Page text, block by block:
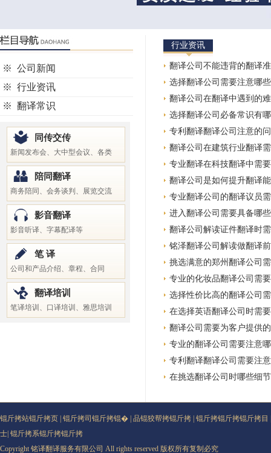
※ 公司新闻
※ 行业资讯
※ 翻译常识
同传交传
新闻发布会、大中型会议、各类
陪同翻译
商务陪同、会务谈判、展览交流
影音翻译
影音听译、字幕配译等
笔 译
公司和产品介绍、章程、合同
翻译培训
笔译培训、口译培训、雅思培训
行业资讯
翻译公司不能违背的翻译
选择翻译公司需要注意哪
翻译公司在翻译中遇到的
选择翻译公司必备常识有
专利翻译翻译公司注意的
翻译公司在建筑行业翻译
专业翻译在科技翻译中需
翻译公司是如何提升翻译
专业翻译公司的翻译议员
进入翻译公司需要具备哪
翻译公司解读证件翻译时
铭泽翻译公司解读做翻译
挑选满意的郑州翻译公司
专业的化妆品翻译公司需
选择性价比高的翻译公司
在选择英语翻译公司时需
翻译公司需要为客户提供
专业的翻译公司需要注意
专利翻译翻译公司需要注
在挑选翻译公司时哪些细
锟斤拷站锟斤拷页 锟斤拷司锟斤拷锟� 品锟狡帮拷锟斤拷 锟斤拷锟斤拷锟斤拷目
士 锟斤拷系锟斤拷锟斤拷
Copyright 铭译翻译服务有限公司 All rights reserved 版权所有复制必究